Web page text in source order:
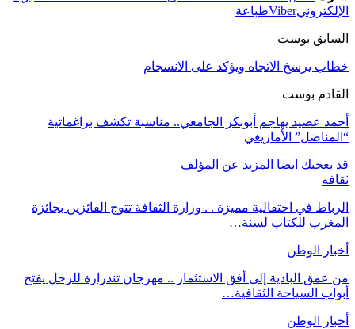
الإلكترونيViberطباعة
السابق بوست
خطاب يرسخ الاتجاه ويؤكد على الانسجام
القادم بوست
أحمد عصيد يهاجم أبوبكر الجامعي.. مناسبة تكشف براغماتية
“المناضل” الأمازيغي
قد يعجبك ايضا المزيد عن المؤلف
ثقافة
الرباط في احتفالية مميزة . . وزارة الثقافة تتوج الفائزين بجائزة
المغرب للكتاب لسنة…
أخبار الوطن
من عمق البادية إلى أفق الاستثمار .. مهرجان تندرارة للرحل يفتح
أبواب السياحة الثقافية…
أخبار الوطن